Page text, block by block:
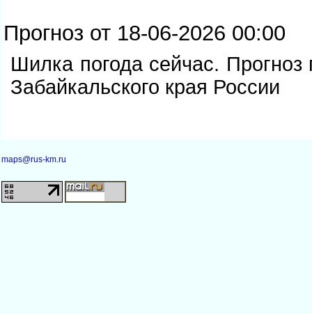
Прогноз от 18-06-2026 00:00
Шилка погода сейчас.
Забайкальского края России
maps@rus-km.ru